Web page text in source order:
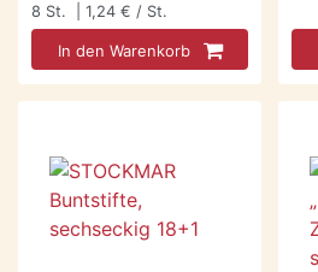
8 St. | 1,24 € / St.
In den Warenkorb